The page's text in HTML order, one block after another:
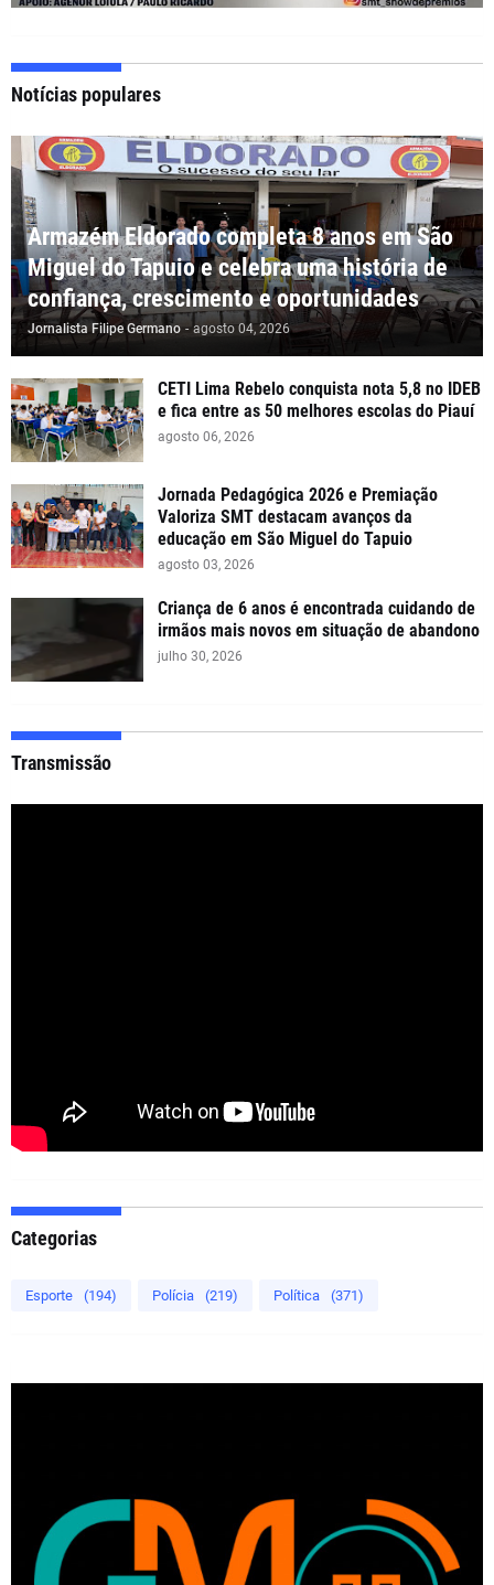
Notícias populares
Armazém Eldorado completa 8 anos em São
Miguel do Tapuio e celebra uma história de
confiança, crescimento e oportunidades
Jornalista Filipe Germano - agosto 04, 2026
CETI Lima Rebelo conquista nota 5,8 no IDEB
e fica entre as 50 melhores escolas do Piauí
agosto 06, 2026
Jornada Pedagógica 2026 e Premiação
Valoriza SMT destacam avanços da
educação em São Miguel do Tapuio
agosto 03, 2026
Criança de 6 anos é encontrada cuidando de
irmãos mais novos em situação de abandono
julho 30, 2026
Transmissão
Categorias
Esporte (194) Polícia (219) Política (371)